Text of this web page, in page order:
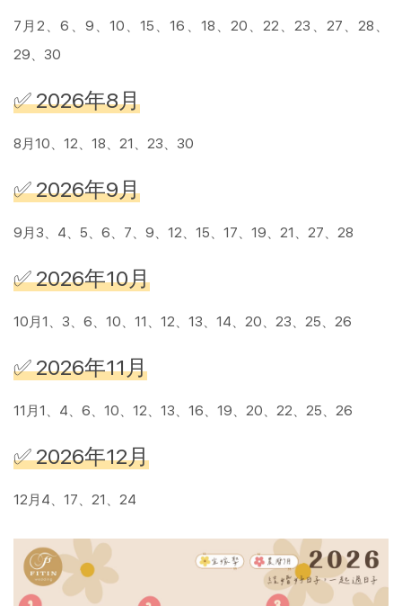
7月2、6、9、10、15、16、18、20、22、23、27、28、
29、30
✅ 2026年8月
8月10、12、18、21、23、30
✅ 2026年9月
9月3、4、5、6、7、9、12、15、17、19、21、27、28
✅ 2026年10月
10月1、3、6、10、11、12、13、14、20、23、25、26
✅ 2026年11月
11月1、4、6、10、12、13、16、19、20、22、25、26
✅ 2026年12月
12月4、17、21、24